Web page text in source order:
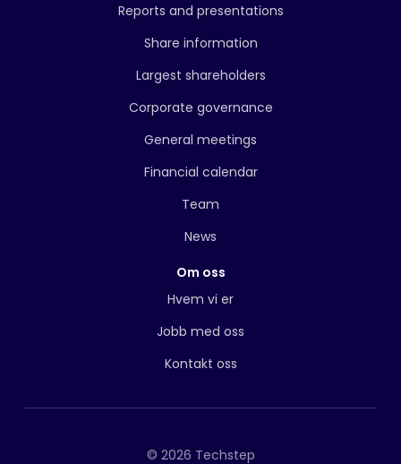
Reports and presentations
Share information
Largest shareholders
Corporate governance
General meetings
Financial calendar
Team
News
Om oss
Hvem vi er
Jobb med oss
Kontakt oss
© 2026 Techstep